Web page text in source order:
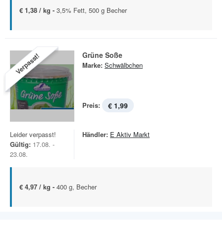
€ 1,38 / kg - 3,5% Fett, 500 g Becher
Verpasst! Grüne Soße
Marke: Schwälbchen
Preis: € 1,99
Leider verpasst!
Gültig: 17.08. -
23.08.
Händler: E Aktiv Markt
€ 4,97 / kg - 400 g, Becher